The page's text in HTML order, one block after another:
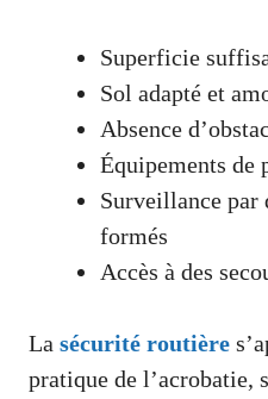
Superficie
Sol adapté et
Absence
Équipements de
Surveillance par
formés
Accès à des
La sécurité routière
pratique de l’acrobatie,